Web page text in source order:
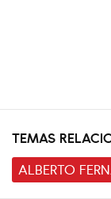
TEMAS
ALBERTO